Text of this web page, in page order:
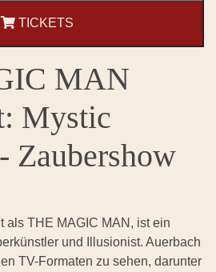
TICKETS
MAN
Mystic
Zaubershow
als THE MAGIC MAN, ist ein
und Illusionist. Auerbach
TV-Formaten zu sehen, darunter